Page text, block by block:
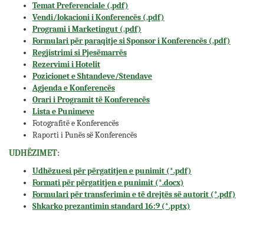
Temat Preferenciale (.pdf)
Vendi/lokacioni i Konferencës (.pdf)
Programi i Marketingut (.pdf)
Formulari për paraqitje si Sponsor i Konferencës (.pdf)
Regjistrimi si Pjesëmarrës
Rezervimi i Hotelit
Pozicionet e Shtandeve/Stendave
Agjenda e Konferencës
Orari i Programit të Konferencës
Lista e Punimeve
Fotografitë e Konferencës
Raporti i Punës së Konferencës
UDHËZIMET:
Udhëzuesi për përgatitjen e punimit (*.pdf)
Formati për përgatitjen e punimit (*.docx)
Formulari për transferimin e të drejtës së autorit (*.pdf)
Shkarko prezantimin standard 16:9 (*.pptx)